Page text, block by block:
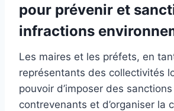
pour prévenir et
infractions
Les maires et les préfets, en
représentants des collectivités
pouvoir d’imposer des
contrevenants et d’organiser la